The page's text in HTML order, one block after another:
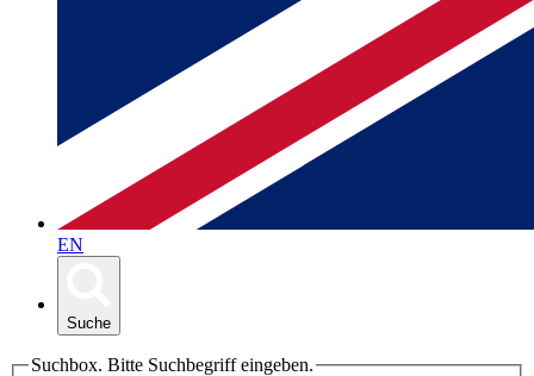
EN
Suche
Suchbox. Bitte Suchbegriff eingeben.